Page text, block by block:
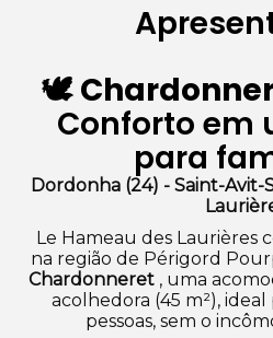
🕊️
Conforto em
para
Dordonha (24) - Saint-Avit-
Le Hameau des Laurières
na região de Périgord
Chardonneret , uma
acolhedora (45 m²),
pessoas, sem o